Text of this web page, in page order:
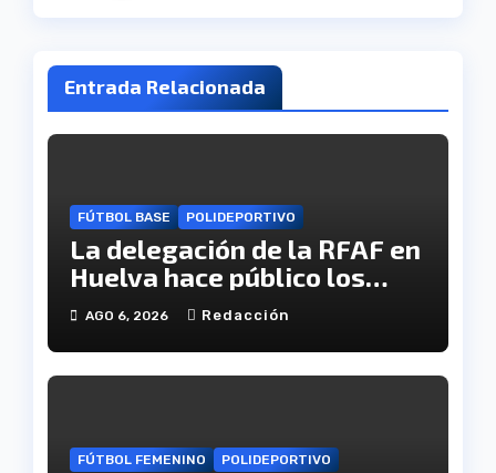
Entrada Relacionada
FÚTBOL BASE POLIDEPORTIVO
La delegación de la RFAF en
Huelva hace público los
calendarios de la categoría
juvenil
AGO 6, 2026 Redacción
FÚTBOL FEMENINO POLIDEPORTIVO